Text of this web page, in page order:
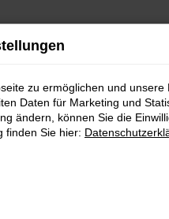
zu ermöglichen und unsere
Daten für Marketing und
ändern, können Sie die
finden Sie hier: